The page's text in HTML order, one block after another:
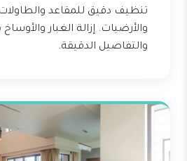
تنظيف دقيق للمقاعد والطاولات
والأرضيات. إزالة الغبار والأوساخ
والتفاصيل الدقيقة.